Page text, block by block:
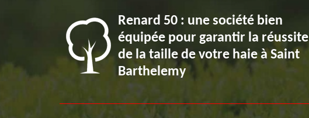
Renard 50 : une société bien
équipée pour garantir la réussite
de la taille de votre haie à Saint
Barthelemy